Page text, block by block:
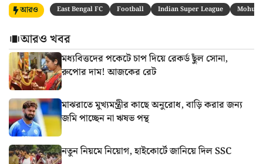
আরও East Bengal FC Football Indian Super League Mohun
আরও খবর
মধ্যবিত্তদের পকেটে চাপ দিয়ে রেকর্ড ছুঁল সোনা,
রুপোর দাম! আজকের রেট
মাঝরাতে মুখ্যমন্ত্রীর কাছে অনুরোধ, বাড়ি করার জন্য
জমি পাচ্ছেন না ঋষভ পন্থ
নতুন নিয়মে নিয়োগ, হাইকোর্টে জানিয়ে দিল SSC